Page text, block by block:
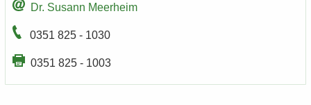
Dr. Su­sann Meer­heim
0351 825 - 1030
0351 825 - 1003